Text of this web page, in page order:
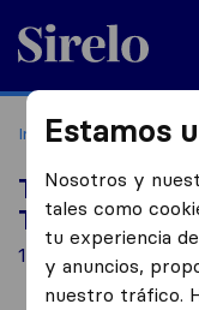
Sirelo.es
Inicio Empresas de
Top 10
Terrassa
15 empresas de
Estamos
Nosotros y
tales como
tu experiencia
y anuncios,
nuestro tráfico.